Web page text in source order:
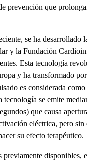
prevención que
se ha
y la Fundación
Esta tecnología
y ha transformado
es considerada
tecnología se emite
que causa
eléctrica, pero
su efecto terapéutico.
previamente